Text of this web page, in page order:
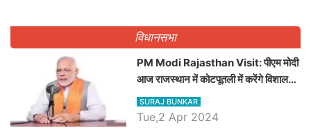
विधानसभा
PM Modi Rajasthan Visit: पीएम मोदी
आज राजस्थान में कोटपूतली में करेंगे विशाल
रैली, एक सभा से 8 सीटों पर साधेगें निशाना
SURAJ BUNKAR
Tue,2 Apr 2024